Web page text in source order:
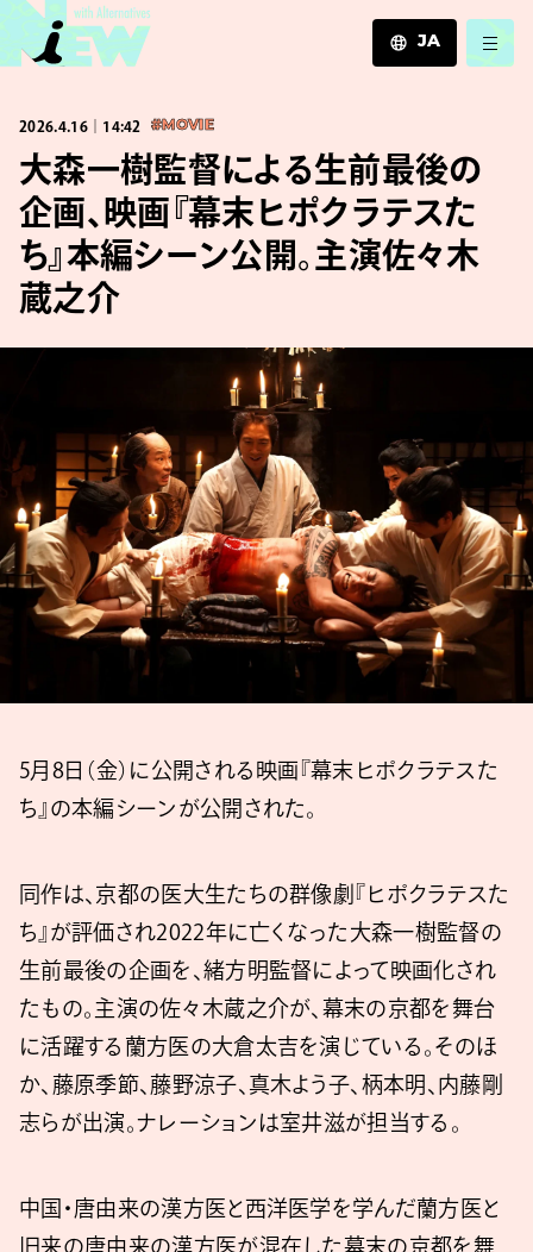
JA
ZH
2026.4.16｜14:42 #MOVIE
大森一樹監督による生前最後の
企画、映画『幕末ヒポクラテスた
ち』本編シーン公開。主演佐々木
蔵之介
5月8日（金）に公開される映画『幕末ヒポクラテスた
ち』の本編シーンが公開された。
同作は、京都の医大生たちの群像劇『ヒポクラテスた
ち』が評価され2022年に亡くなった大森一樹監督の
生前最後の企画を、緒方明監督によって映画化され
たもの。主演の佐々木蔵之介が、幕末の京都を舞台
に活躍する蘭方医の大倉太吉を演じている。そのほ
か、藤原季節、藤野涼子、真木よう子、柄本明、内藤剛
志らが出演。ナレーションは室井滋が担当する。
中国・唐由来の漢方医と西洋医学を学んだ蘭方医と
旧来の唐由来の漢方医が混在した幕末の京都を舞